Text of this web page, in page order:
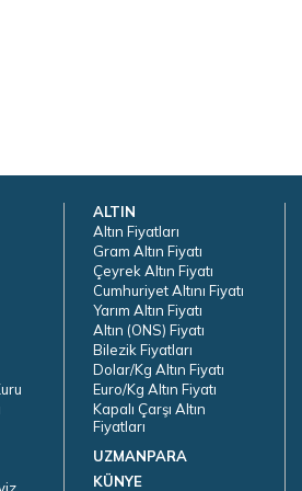
ALTIN
Altın Fiyatları
Gram Altın Fiyatı
Çeyrek Altın Fiyatı
Cumhuriyet Altını Fiyatı
Yarım Altın Fiyatı
Altın (ONS) Fiyatı
Bilezik Fiyatları
Dolar/Kg Altın Fiyatı
Euro/Kg Altın Fiyatı
Kapalı Çarşı Altın
Fiyatları
UZMANPARA
KÜNYE